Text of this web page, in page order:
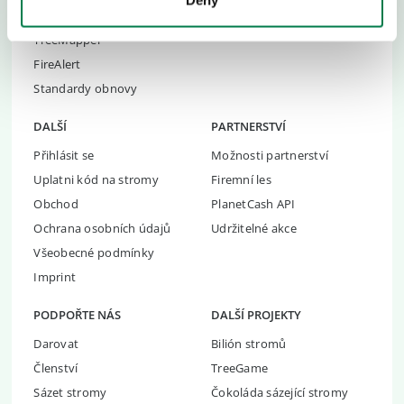
TreeMapper
FireAlert
Standardy obnovy
Incidenty při obnově
DALŠÍ
Přihlásit se
Uplatni kód na stromy
Obchod
Ochrana osobních údajů
Všeobecné podmínky
Imprint
PARTNERSTVÍ
Možnosti partnerství
Firemní les
PlanetCash API
Udržitelné akce
PODPOŘTE NÁS
Darovat
Členství
Sázet stromy
DALŠÍ PROJEKTY
Bilión stromů
TreeGame
Čokoláda sázející stromy